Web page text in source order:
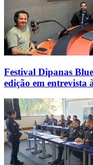
Festival Dipanas
edição em entrevista